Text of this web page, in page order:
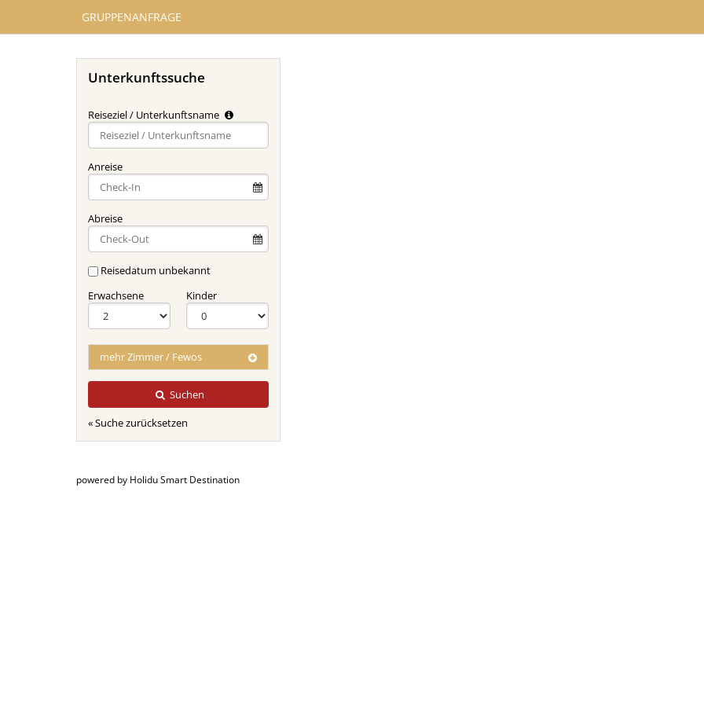
GRUPPENANFRAGE
Unterkunftssuche
Reiseziel / Unterkunftsname
Anreise
Abreise
Reisedatum unbekannt
Erwachsene
Kinder
mehr Zimmer / Fewos
Suchen
« Suche zurücksetzen
powered by Holidu Smart Destination